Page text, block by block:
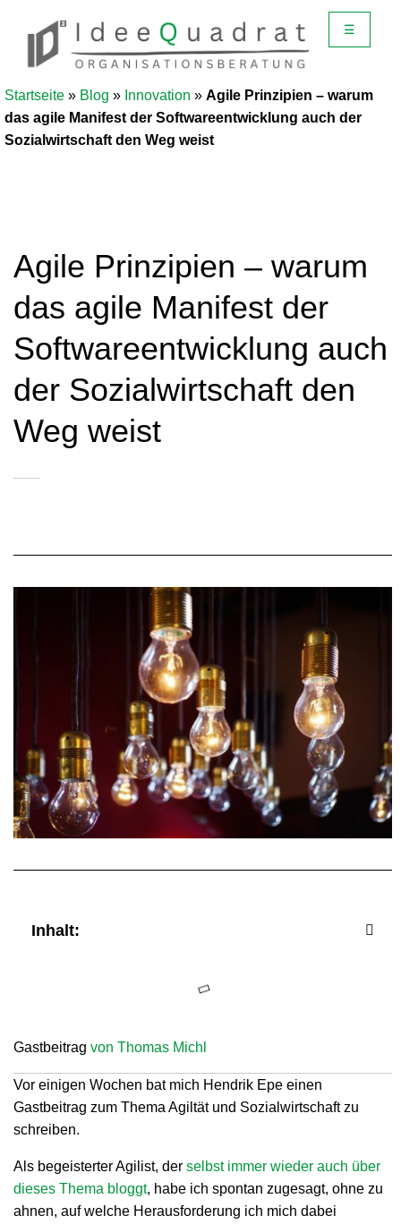
☰
Startseite » Blog » Innovation » Agile Prinzipien – warum
das agile Manifest der Softwareentwicklung auch der
Sozialwirtschaft den Weg weist
Agile Prinzipien – warum
das agile Manifest der
Softwareentwicklung auch
der Sozialwirtschaft den
Weg weist
Inhalt:
Gastbeitrag von Thomas Michl
Vor einigen Wochen bat mich Hendrik Epe einen
Gastbeitrag zum Thema Agiltät und Sozialwirtschaft zu
schreiben.
Als begeisterter Agilist, der selbst immer wieder auch über
dieses Thema bloggt, habe ich spontan zugesagt, ohne zu
ahnen, auf welche Herausforderung ich mich dabei